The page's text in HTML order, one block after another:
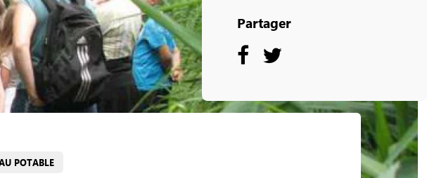
POTABLE
Partager